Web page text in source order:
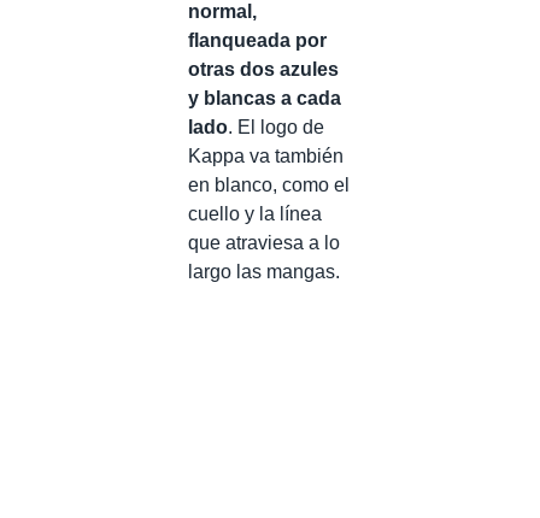
normal,
flanqueada por
otras dos azules
y blancas a cada
lado. El logo de
Kappa va también
en blanco, como el
cuello y la línea
que atraviesa a lo
largo las mangas.